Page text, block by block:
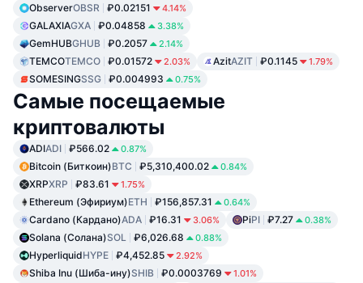
ObserverOBSR ₽0.02151 4.14%
GALAXIAGXA ₽0.04858 3.38%
GemHUBGHUB ₽0.2057 2.14%
TEMCOTEMCO ₽0.01572 2.03% AzitAZIT ₽0.1145 1.79%
SOMESINGSSG ₽0.004993 0.75%
Самые посещаемые
криптовалюты
ADIADI ₽566.02 0.87%
Bitcoin (Биткоин)BTC ₽5,310,400.02 0.84%
XRPXRP ₽83.61 1.75%
Ethereum (Эфириум)ETH ₽156,857.31 0.64%
Cardano (Кардано)ADA ₽16.31 3.06% PiPI ₽7.27 0.38%
Solana (Солана)SOL ₽6,026.68 0.88%
HyperliquidHYPE ₽4,452.85 2.92%
Shiba Inu (Шиба-ину)SHIB ₽0.0003769 1.01%